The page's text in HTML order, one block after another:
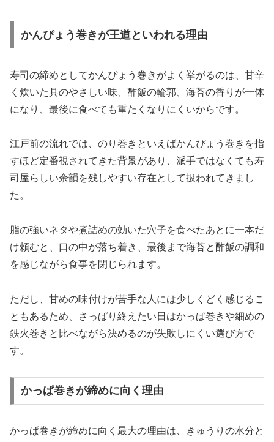
かんぴょう巻きが王道といわれる理由
寿司の締めとしてかんぴょう巻きがよく挙がるのは、甘辛
く炊いた具のやさしい味、酢飯の輪郭、海苔の香りが一体
になり、最後に食べても重たくなりにくいからです。
江戸前の流れでは、のり巻きといえばかんぴょう巻きを指
すほど定番視されてきた背景があり、派手ではなくても寿
司屋らしい余韻を残しやすい存在として扱われてきまし
た。
脂の強いネタや煮詰めの効いた穴子を食べたあとに一本だ
け頼むと、口の中が落ち着き、最後まで海苔と酢飯の調和
を感じながら食事を閉じられます。
ただし、甘めの味付けが苦手な人には少しくどく感じるこ
ともあるため、さっぱり終えたい日はかっぱ巻きや細めの
鉄火巻きと比べながら決めるのが失敗しにくい選び方で
す。
かっぱ巻きが締めに向く理由
かっぱ巻きが締めに向く最大の理由は、きゅうりの水分と